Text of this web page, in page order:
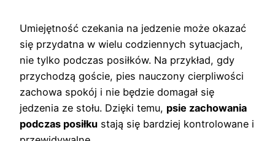
Umiejętność czekania na jedzenie może okazać
się przydatna w wielu codziennych sytuacjach,
nie tylko podczas posiłków. Na przykład, gdy
przychodzą goście, pies nauczony cierpliwości
zachowa spokój i nie będzie domagał się
jedzenia ze stołu. Dzięki temu, psie zachowania
podczas posiłku stają się bardziej kontrolowane i